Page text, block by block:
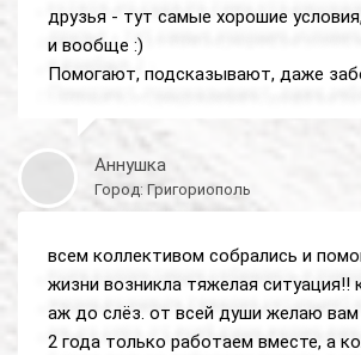
друзья - тут самые хорошие
и вообще :)
Помогают, подсказывают, даже
Аннушка
Город: Григориополь
всем коллективом собрались и
жизни возникла тяжелая ситуация!!
аж до слёз. от всей души желаю вам
2 года только работаем вместе, а